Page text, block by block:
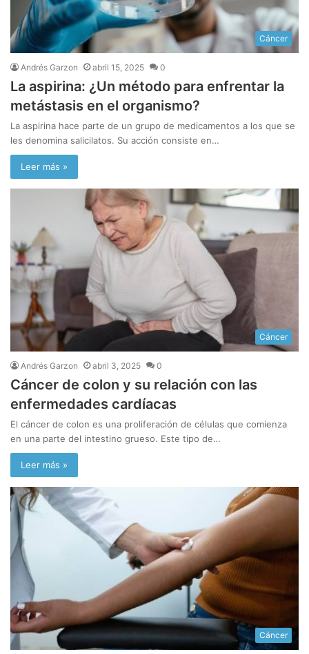
Cáncer
Andrés Garzon abril 15, 2025 0
La aspirina: ¿Un método para enfrentar la
metástasis en el organismo?
La aspirina hace parte de un grupo de medicamentos a los que se
les denomina salicilatos. Su acción consiste en…
Leer más »
Cáncer
Andrés Garzon abril 3, 2025 0
Cáncer de colon y su relación con las
enfermedades cardíacas
El cáncer de colon es una proliferación de células que comienza
en una parte del intestino grueso. Este tipo de…
Leer más »
Cáncer